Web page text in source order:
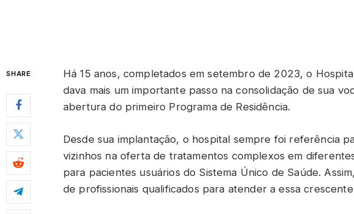
SHARE
Há 15 anos, completados em setembro de 2023, o
dava mais um importante passo na consolidação de sua
abertura do primeiro Programa de Residência.
Desde sua implantação, o hospital sempre foi referência
vizinhos na oferta de tratamentos complexos em
para pacientes usuários do Sistema Único de Saúde.
de profissionais qualificados para atender a essa